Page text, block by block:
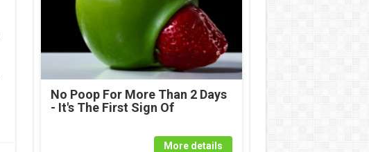
No Poop For More Than 2 Days
- It's The First Sign Of
More details